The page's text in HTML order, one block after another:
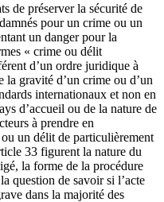
de préserver la sécurité de
pour un crime ou un
un danger pour la
« crime ou délit
d’un ordre juridique à
gravité d’un crime ou d’un
internationaux et non en
d’accueil ou de la nature de
à prendre en
un délit de particulièrement
33 figurent la nature du
la forme de la procédure
question de savoir si l’acte
dans la majorité des